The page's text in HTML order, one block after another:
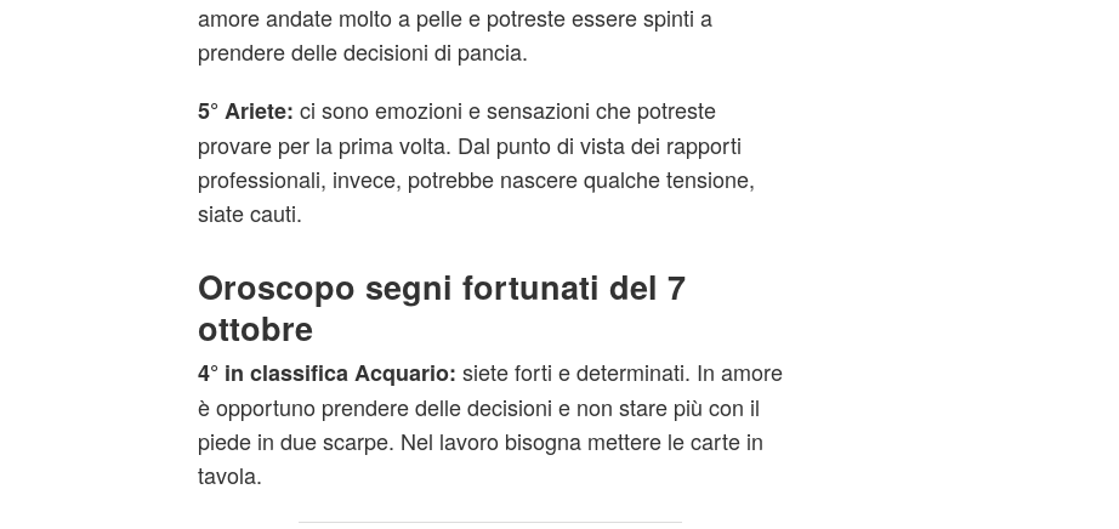
amore andate molto a pelle e potreste essere spinti a
prendere delle decisioni di pancia.
5° Ariete: ci sono emozioni e sensazioni che potreste
provare per la prima volta. Dal punto di vista dei rapporti
professionali, invece, potrebbe nascere qualche tensione,
siate cauti.
Oroscopo segni fortunati del 7
ottobre
4° in classifica Acquario: siete forti e determinati. In amore
è opportuno prendere delle decisioni e non stare più con il
piede in due scarpe. Nel lavoro bisogna mettere le carte in
tavola.